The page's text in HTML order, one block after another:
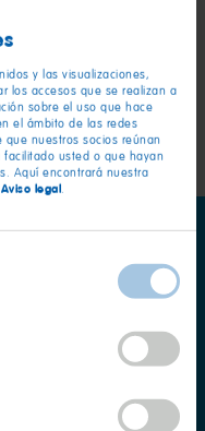
y las visualizaciones,
los accesos que se realizan a
sobre el uso que hace
el ámbito de las redes
que nuestros socios reúnan
usted o que hayan
Aquí encontrará nuestra
Aviso legal.
por 100 g
383kcal